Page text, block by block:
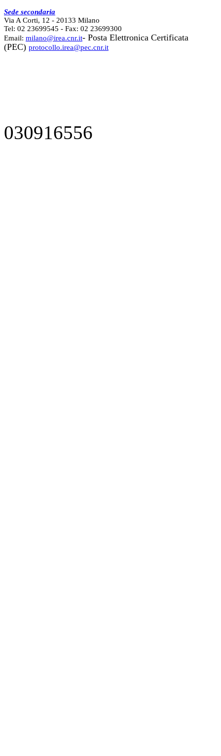
Sede secondaria
Via A Corti, 12 - 20133 Milano
Tel: 02 23699545 - Fax: 02 23699300
Email: milano@irea.cnr.it- Posta Elettronica Certificata
(PEC) protocollo.irea@pec.cnr.it
030916556